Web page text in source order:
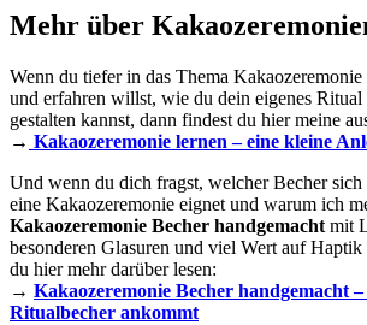
Mehr über
Wenn du tiefer in das Thema Kakaozeremonie
und erfahren willst, wie du dein eigenes
gestalten kannst, dann findest du hier meine
→ Kakaozeremonie lernen – eine kleine
Und wenn du dich fragst, welcher Becher sich
eine Kakaozeremonie eignet und warum ich
Kakaozeremonie Becher handgemacht mit
besonderen Glasuren und viel Wert auf
du hier mehr darüber lesen:
→ Kakaozeremonie Becher handgemacht
Ritualbecher ankommt